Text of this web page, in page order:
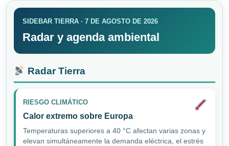
SIDEBAR TIERRA · 7 DE AGOSTO DE 2026
Radar y agenda ambiental
Radar Tierra
RIESGO CLIMÁTICO
Calor extremo sobre Europa
Temperaturas superiores a 40 °C afectan varias zonas y
elevan simultáneamente la demanda eléctrica, el estrés